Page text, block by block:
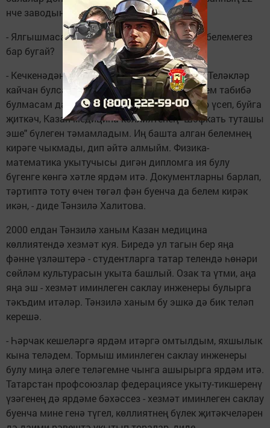
нче заводына инженер булып эшкә урнаша.
- Ялгышмасам, сезнең медицина буенча да белемегез
бар бугай?
- Кечкенәдән табибә булырга хыялландым. Теләкләр
кайчан булса да тормышка аша икән ул. Үзем табибә
булмасам да, ирем табиб иде. Инде балалар үсеп, буйга
җиткәч, Казан медицина көллиятенең "Шәфкать туташы
эше" бүлеген тәмамладым. Иң башта алган белемнең
кирәге чыкмады, дип әйтә алмыйм. Физика-
математика укытучысы дигән дипломга ия булу
бүгенге көнгә хәтле ярдәм итә. Документларны барлап,
тәртиптә тоту өчен төгәл фән буенча да белем кирәк
икән, - диде Тәнзилә Халитова.
2000 елдан Тәнзилә ханым Казан медицина
көллиятендә хезмәт куя. Биредә ул тагын бер яңа
фәнне үзләштерә - студентларга татар телендә һөнәри
сөйләм культурасын укыта башлый. Озак та үтми, аңа
яңа эш - хезмәт иминлеген саклау инженеры булырга
тәкъдим итәләр. Тәнзилә ханым бу эшкә дә бик теләп
керешә.
- Һәрчак кешеләргә ярдәм итәргә омтылдым, яхшылык
кына теләдем. Тормыш иминлеген саклау инженеры
булу миңа әлеге теләгемне чынга ашырырга ярдәм итә.
Татарстан профсоюзлар федерациясе укыту-тикшеренү
үзәгенең дә ярдәме бәхәссез - хезмәт иминлеген саклау
буенча мине генә түгел, көллиятнең бүлек җитәкчеләрен